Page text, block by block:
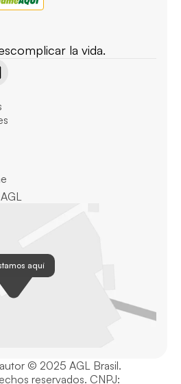
la vida.
aquí
© 2025 AGL Brasil.
reservados. CNPJ: